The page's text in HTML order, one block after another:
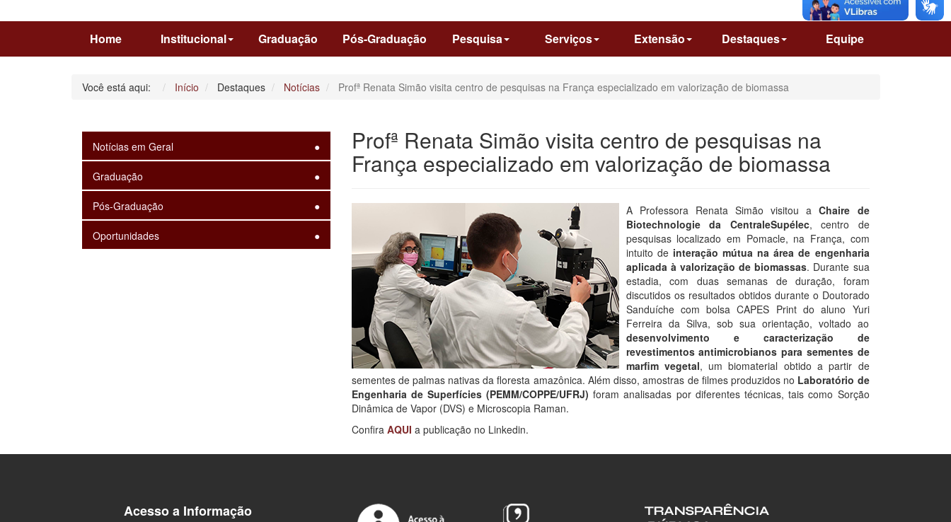
Home Institucional Graduação Pós-Graduação Pesquisa Serviços Extensão Destaques Equipe
Você está aqui: Início Destaques Notícias Profª Renata Simão visita centro de pesquisas na França especializado em valorização de biomassa
Notícias em Geral
Graduação
Pós-Graduação
Oportunidades
Profª Renata Simão visita centro de pesquisas na
França especializado em valorização de biomassa
A Professora Renata Simão visitou aChaire de
Biotechnologie da CentraleSupélec, centro de
pesquisas localizado em Pomacle, na França, com
intuito de interação mútua na área de engenharia
aplicada à valorização de biomassas. Durante sua
estadia, com duas semanas de duração, foram
discutidos os resultados obtidos durante o Doutorado
Sanduíche com bolsa CAPES Print do aluno Yuri
Ferreira da Silva, sob sua orientação, voltado ao
desenvolvimento e caracterização de
revestimentos antimicrobianos para sementes de
marfim vegetal, um biomaterial obtido a partir de
sementes de palmas nativas da floresta amazônica. Além disso, amostras de filmes produzidos no Laboratório de
Engenharia de Superfícies (PEMM/COPPE/UFRJ) foram analisadas por diferentes técnicas, tais como Sorção
Dinâmica de Vapor (DVS) e Microscopia Raman.
Confira AQUI a publicação no Linkedin.
Acesso a Informação